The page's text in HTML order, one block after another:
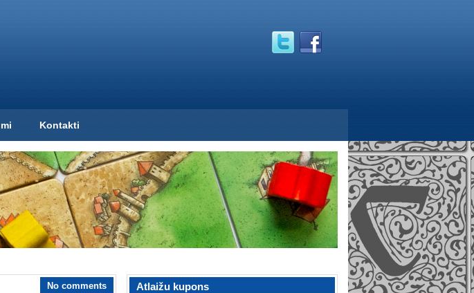
Kontakti
No comments Atlaižu kupons